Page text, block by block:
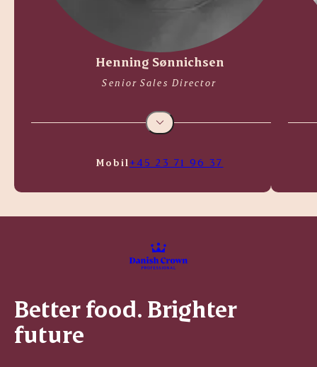
Henning Sønnichsen
Senior Sales Director
Mobil +45 23 71 96 37
Better food. Brighter
future